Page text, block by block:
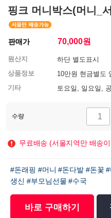
핑크 머니박스(머니_
판매가 70,000원
원산지
하단 별도표시
상품정보
10만원 현금별도
기타
토요일, 일요일,
수량
무료배송 (서울지역만 배송
#돈래핑 #머니 #돈다발 #돈꽃 #
생신 #부모님선물 #수국
바로 구매하기